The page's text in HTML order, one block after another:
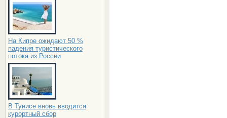
На Кипре ожидают 50 %
падения туристического
потока из России
В Тунисе вновь вводится
курортный сбор